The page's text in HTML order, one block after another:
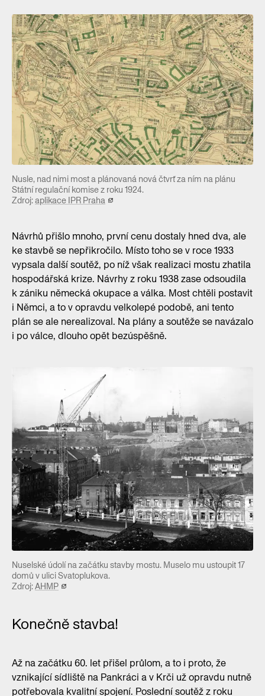
Nusle, nad nimi most a plánovaná nová čtvrť za ním na plánu
Státní regulační komise z roku 1924.
Zdroj:aplikace IPR Praha
Návrhů přišlo mnoho, první cenu dostaly hned dva, ale
ke stavbě se nepřikročilo. Místo toho se v roce 1933
vypsala další soutěž, po níž však realizaci mostu zhatila
hospodářská krize. Návrhy z roku 1938 zase odsoudila
k zániku německá okupace a válka. Most chtěli postavit
i Němci, a to v opravdu velkolepé podobě, ani tento
plán se ale nerealizoval. Na plány a soutěže se navázalo
i po válce, dlouho opět bezúspěšně.
Nuselské údolí na začátku stavby mostu. Muselo mu ustoupit 17
domů v ulici Svatoplukova.
Zdroj:AHMP
Konečně stavba!
Až na začátku 60. let přišel průlom, a to i proto, že
vznikající sídliště na Pankráci a v Krči už opravdu nutně
potřebovala kvalitní spojení. Poslední soutěž z roku